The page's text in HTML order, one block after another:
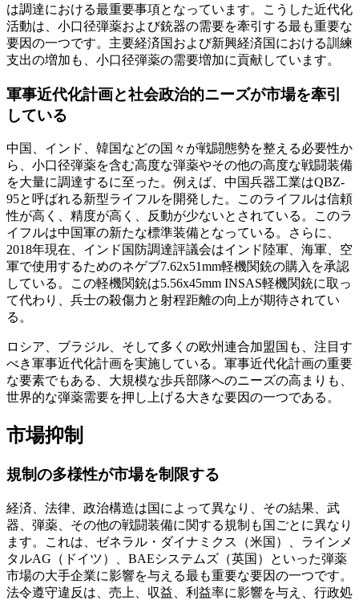
は調達における最重要事項となっています。こうした近代化
活動は、小口径弾薬および銃器の需要を牽引する最も重要な
要因の一つです。主要経済国および新興経済国における訓練
支出の増加も、小口径弾薬の需要増加に貢献しています。
軍事近代化計画と社会政治的ニーズが市場を牽引
している
中国、インド、韓国などの国々が戦闘態勢を整える必要性か
ら、小口径弾薬を含む高度な弾薬やその他の高度な戦闘装備
を大量に調達するに至った。例えば、中国兵器工業はQBZ-
95と呼ばれる新型ライフルを開発した。このライフルは信頼
性が高く、精度が高く、反動が少ないとされている。このラ
イフルは中国軍の新たな標準装備となっている。さらに、
2018年現在、インド国防調達評議会はインド陸軍、海軍、空
軍で使用するためのネゲブ7.62x51mm軽機関銃の購入を承認
している。この軽機関銃は5.56x45mm INSAS軽機関銃に取っ
て代わり、兵士の殺傷力と射程距離の向上が期待されてい
る。
ロシア、ブラジル、そして多くの欧州連合加盟国も、注目す
べき軍事近代化計画を実施している。軍事近代化計画の重要
な要素でもある、大規模な歩兵部隊へのニーズの高まりも、
世界的な弾薬需要を押し上げる大きな要因の一つである。
市場抑制
規制の多様性が市場を制限する
経済、法律、政治構造は国によって異なり、その結果、武
器、弾薬、その他の戦闘装備に関する規制も国ごとに異なり
ます。これは、ゼネラル・ダイナミクス（米国）、ラインメ
タルAG（ドイツ）、BAEシステムズ（英国）といった弾薬
市場の大手企業に影響を与える最も重要な要因の一つです。
法令遵守違反は、売上、収益、利益率に影響を与え、行政処